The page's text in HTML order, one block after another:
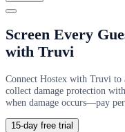
Screen Every
with Truvi
Connect Hostex with Truvi to
collect damage protection
when damage occurs—pay
15-day free trial